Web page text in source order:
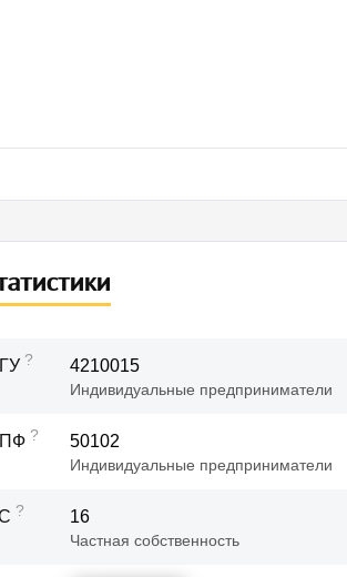
? 4210015
Индивидуальные предприниматели
? 50102
Индивидуальные предприниматели
? 16
Частная собственность
вы